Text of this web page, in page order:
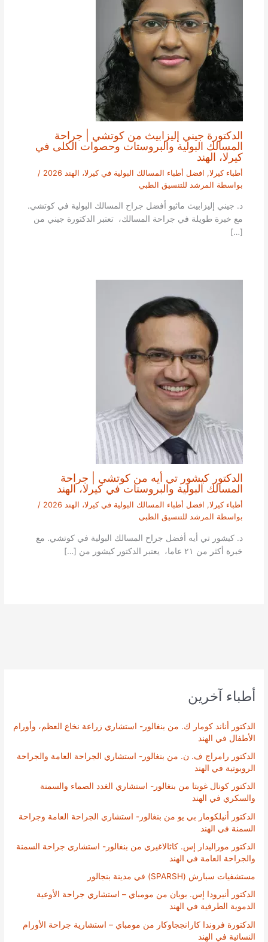
أطباء آخرين
الدكتور أناند كومار ك. من بنغالور- استشاري زراعة نخاع العظم، وأورام
الأطفال في الهند
الدكتور رامراج ف. ن. من بنغالور- استشاري الجراحة العامة والجراحة
الروبوتية في الهند
الدكتور كونال غوبتا من بنغالور- استشاري الغدد الصماء والسمنة
والسكري في الهند
الدكتور أنيلكومار بي يو من بنغالور- استشاري الجراحة العامة وجراحة
السمنة في الهند
الدكتور موراليدار إس. كاثالاغيري من بنغالور- استشاري جراحة السمنة
والجراحة العامة في الهند
مستشفيات سبارش (SPARSH) في مدينة بنجالور
الدكتور أنيرودا إس. بويان من مومباي – استشاري جراحة الأوعية
الدموية الطرفية في الهند
الدكتورة فروندا كارانججاوكار من مومباي – استشارية جراحة الأورام
النسائية في الهند
الدكتورة جيني إليزابيث من كوتشي | جراحة
المسالك البولية والبروستات وحصوات الكلى في
كيرلا، الهند
أطباء كيرلا, افضل أطباء المسالك البولية في كيرلا، الهند 2026
/
بواسطة المرشد للتنسيق الطبي
د. جيني إليزابيث ماثيو أفضل جراح المسالك البولية في كوتشي.
مع خبرة طويلة في جراحة المسالك، تعتبر الدكتورة جيني من
[…]
الدكتور كيشور تي أيه من كوتشي | جراحة
المسالك البولية والبروستات في كيرلا، الهند
أطباء كيرلا, افضل أطباء المسالك البولية في كيرلا، الهند 2026
/
بواسطة المرشد للتنسيق الطبي
د. كيشور تي أيه أفضل جراح المسالك البولية في كوتشي. مع
خبرة أكثر من ٢١ عاما، يعتبر الدكتور كيشور من […]